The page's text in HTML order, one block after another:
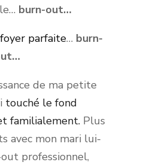
burn-out…
parfaite… burn-
de ma petite
touché le fond
familialement. Plus
avec mon mari lui-
professionnel,